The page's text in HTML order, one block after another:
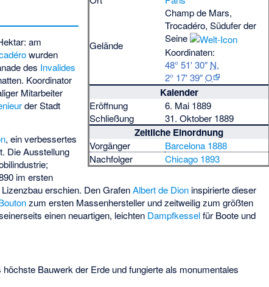
Gelände
Champ de Mars,
Trocadéro, Südufer der
Seine
Koordinaten:
48° 51′ 30″ N,
2° 17′ 39″O
Kalender
Eröffnung
6. Mai 1889
Schließung
31. Oktober 1889
Zeitliche Einordnung
Vorgänger
Barcelona 1888
Nachfolger
Chicago 1893
am
wurden
des Invalides
Koordinator
Mitarbeiter
der Stadt
, ein verbessertes
Die Ausstellung
im ersten
erschien. Den GrafenAlbert de Dion inspirierte dieser
zum ersten Massenhersteller und zeitweilig zum größten
einen neuartigen, leichten Dampfkesselfür Boote und
höchste Bauwerk der Erde und fungierte als monumentales